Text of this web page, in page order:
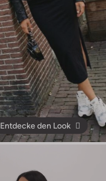
Entdecke den Look